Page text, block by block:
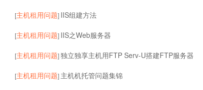
[主机租用问题] IIS组建方法
[主机租用问题] IIS之Web服务器
[主机租用问题]独立独享主机用FTP Serv-U搭建FTP服务器
[主机租用问题] 主机机托管问题集锦